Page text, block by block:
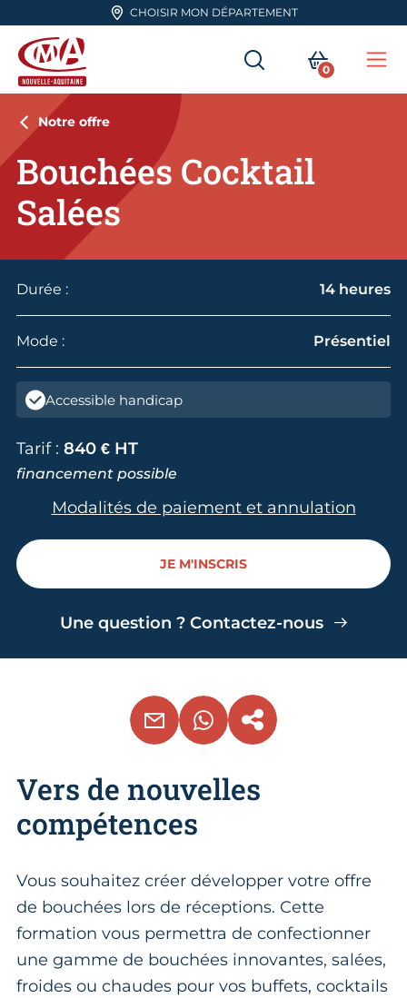
Aller en haut de pageCHOISIR MON DÉPARTEMENT
CMA Nouvelle-Aquitaine
RECHERCHER
MON
0
Notre offre
Bouchées Cocktail
Salées
Durée : 14 heures
Mode : Présentiel
Accessible handicap
Tarif : 840 € HT
financement possible
Modalités de paiement et annulation
JE M'INSCRIS
Une question ? Contactez-nous
EMAIL WHATSAPPCOPIER LE LIEN
Vers de nouvelles
compétences
Vous souhaitez créer développer votre offre
de bouchées lors de réceptions. Cette
formation vous permettra de confectionner
une gamme de bouchées innovantes, salées,
froides ou chaudes pour vos buffets, cocktails